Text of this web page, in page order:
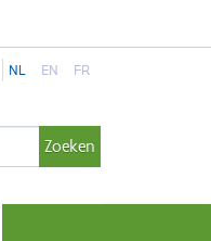
NL EN FR